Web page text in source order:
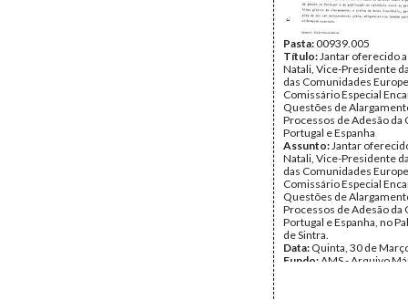
Pasta:00939.005
Título:Jantar oferecido
Natali, Vice-Presidente
das Comunidades
Comissário Especial
Questões de
Processos de Adesão da
Portugal e Espanha
Assunto:Jantar
Natali, Vice-Presidente
das Comunidades
Comissário Especial
Questões de
Processos de Adesão da
Portugal e Espanha, no
de Sintra.
Data: Quinta, 30 de
Fundo: AMS - Arquivo